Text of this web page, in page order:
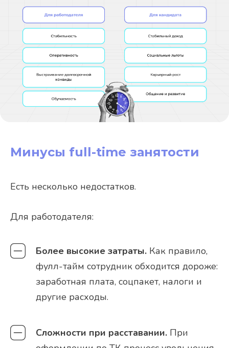
Минусы full-time занятости
Есть несколько недостатков.
Для работодателя:
Более высокие затраты. Как правило,
фулл-тайм сотрудник обходится дороже:
заработная плата, соцпакет, налоги и
другие расходы.
Сложности при расставании. При